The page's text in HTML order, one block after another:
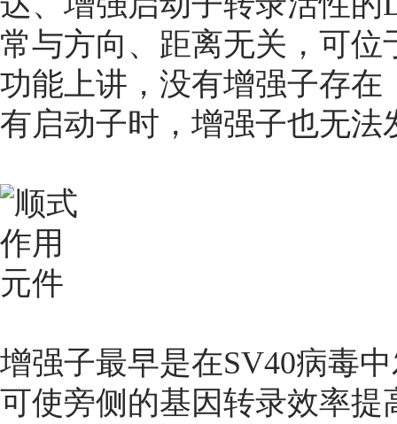
常与方向、距离无关，可
功能上讲，没有增强子存
有启动子时，增强子也无法
增强子最早是在SV40病毒
可使旁侧的基因转录效率提